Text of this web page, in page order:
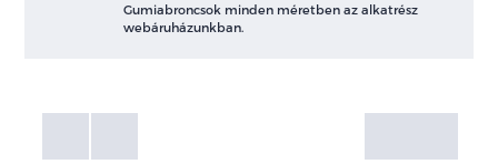
Gumiabroncsok minden méretben az alkatrész
webáruházunkban.
Galéria